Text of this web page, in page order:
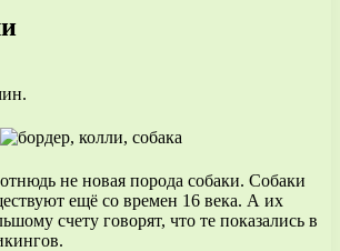
не новая порода собаки. Собаки
ещё со времен 16 века. А их
счету говорят, что те показались в